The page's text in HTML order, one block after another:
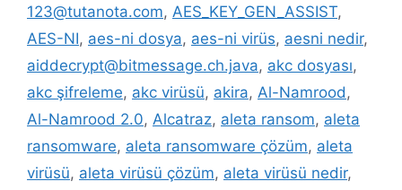
123@tutanota.com, AES_KEY_GEN_ASSIST,
AES-NI, aes-ni dosya, aes-ni virüs, aesni nedir,
aiddecrypt@bitmessage.ch.java, akc dosyası,
akc şifreleme, akc virüsü, akira, Al-Namrood,
Al-Namrood 2.0, Alcatraz, aleta ransom, aleta
ransomware, aleta ransomware çözüm, aleta
virüsü, aleta virüsü çözüm, aleta virüsü nedir,